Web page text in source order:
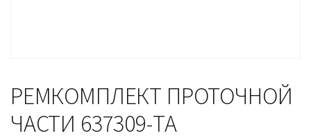
РЕМКОМПЛЕКТ ПРОТОЧНОЙ
ЧАСТИ 637309-TA